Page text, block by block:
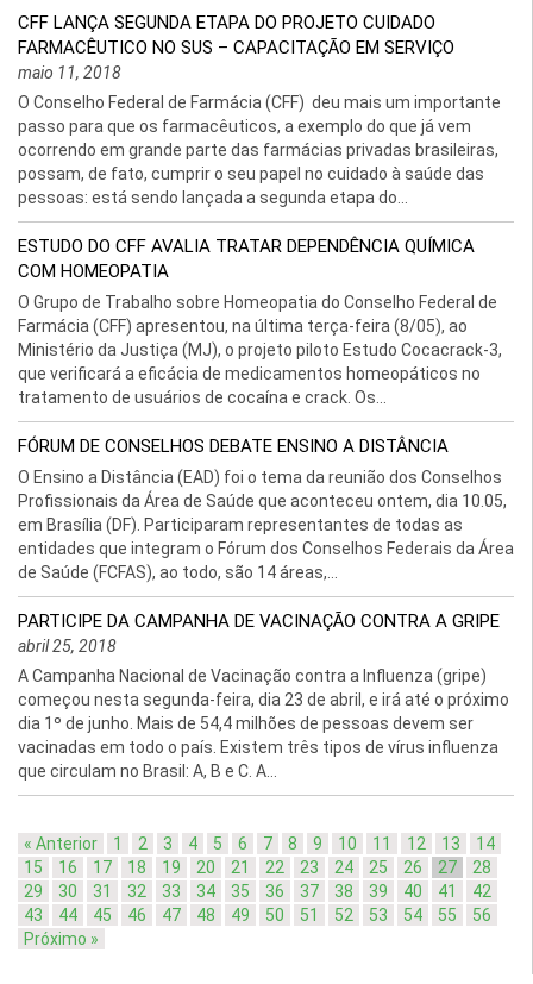
CFF LANÇA SEGUNDA ETAPA DO PROJETO CUIDADO
FARMACÊUTICO NO SUS – CAPACITAÇÃO EM SERVIÇO
maio 11, 2018
O Conselho Federal de Farmácia (CFF) deu mais um importante
passo para que os farmacêuticos, a exemplo do que já vem
ocorrendo em grande parte das farmácias privadas brasileiras,
possam, de fato, cumprir o seu papel no cuidado à saúde das
pessoas: está sendo lançada a segunda etapa do...
ESTUDO DO CFF AVALIA TRATAR DEPENDÊNCIA QUÍMICA
COM HOMEOPATIA
O Grupo de Trabalho sobre Homeopatia do Conselho Federal de
Farmácia (CFF) apresentou, na última terça-feira (8/05), ao
Ministério da Justiça (MJ), o projeto piloto Estudo Cocacrack-3,
que verificará a eficácia de medicamentos homeopáticos no
tratamento de usuários de cocaína e crack. Os...
FÓRUM DE CONSELHOS DEBATE ENSINO A DISTÂNCIA
O Ensino a Distância (EAD) foi o tema da reunião dos Conselhos
Profissionais da Área de Saúde que aconteceu ontem, dia 10.05,
em Brasília (DF). Participaram representantes de todas as
entidades que integram o Fórum dos Conselhos Federais da Área
de Saúde (FCFAS), ao todo, são 14 áreas,...
PARTICIPE DA CAMPANHA DE VACINAÇÃO CONTRA A GRIPE
abril 25, 2018
A Campanha Nacional de Vacinação contra a Influenza (gripe)
começou nesta segunda-feira, dia 23 de abril, e irá até o próximo
dia 1º de junho. Mais de 54,4 milhões de pessoas devem ser
vacinadas em todo o país. Existem três tipos de vírus influenza
que circulam no Brasil: A, B e C. A...
« Anterior 1 2 3 4 5 6 7 8 9 10 11 12 13
14
15
16 17 18 19 20 21 22 23 24 25 26 27
28
29
30 31 32 33 34 35 36 37 38 39 40 41
42
43
44 45 46 47 48 49 50 51 52 53 54 55
56
Próximo »